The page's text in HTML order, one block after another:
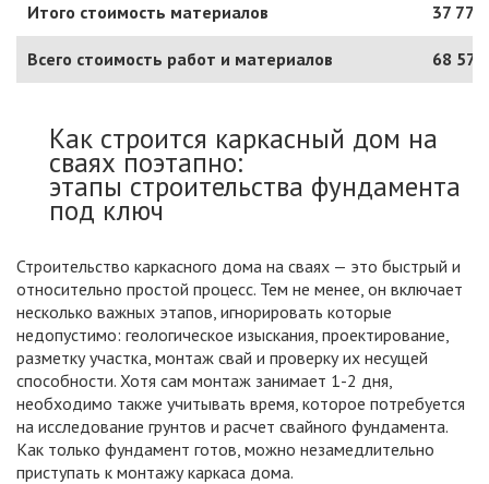
Итого стоимость материалов 37 770
Всего стоимость работ и материалов 68 570
Как строится каркасный дом на
сваях поэтапно:
этапы строительства фундамента
под ключ
Строительство каркасного дома на сваях — это быстрый и
относительно простой процесс. Тем не менее, он включает
несколько важных этапов, игнорировать которые
недопустимо: геологическое изыскания, проектирование,
разметку участка, монтаж свай и проверку их несущей
способности. Хотя сам монтаж занимает 1-2 дня,
необходимо также учитывать время, которое потребуется
на исследование грунтов и расчет свайного фундамента.
Как только фундамент готов, можно незамедлительно
приступать к монтажу каркаса дома.